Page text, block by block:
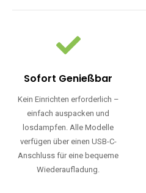
Sofort Genießbar
Kein Einrichten erforderlich –
einfach auspacken und
losdampfen. Alle Modelle
verfügen über einen USB-C-
Anschluss für eine bequeme
Wiederaufladung.